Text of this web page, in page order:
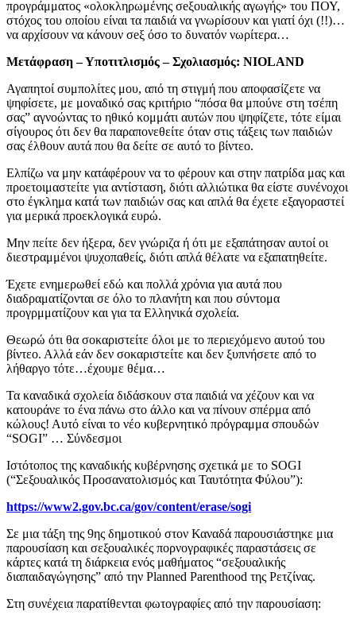
προγράμματος «ολοκληρωμένης σeξoυαλικής αγωγής» του ΠΟΥ,
στόχος του οποίου είναι τα παιδιά να γνωρίσουν και γιατί όχι (!!)…
να αρχίσουν να κάνουν σeξ όσο το δυνατόν νωρίτερα…
Μετάφραση – Υποτιτλισμός – Σχολιασμός: NIOLAND
Αγαπητοί συμπολίτες μου, από τη στιγμή που αποφασίζετε να
ψηφίσετε, με μοναδικό σας κριτήριο “πόσα θα μπούνε στη τσέπη
σας” αγνοώντας το ηθικό κομμάτι αυτών που ψηφίζετε, τότε είμαι
σίγουρος ότι δεν θα παραπονεθείτε όταν στις τάξεις των παιδιών
σας έλθουν αυτά που θα δείτε σε αυτό το βίντεο.
Ελπίζω να μην κατάφέρουν να το φέρουν και στην πατρίδα μας και
προετοιμαστείτε για αντίσταση, διότι αλλιώτικα θα είστε συνένοχοι
στο έγκλημα κατά των παιδιών σας και απλά θα έχετε εξαγοραστεί
για μερικά προεκλογικά ευρώ.
Μην πείτε δεν ήξερα, δεν γνώριζα ή ότι με εξαπάτησαν αυτοί οι
διεστραμμένοι ψυχοπαθείς, διότι απλά θέλατε να εξαπατηθείτε.
Έχετε ενημερωθεί εδώ και πολλά χρόνια για αυτά που
διαδραματίζονται σε όλο το πλανήτη και που σύντομα
προγρμματίζουν και για τα Ελληνικά σχολεία.
Θεωρώ ότι θα σοκαριστείτε όλοι με το περιεχόμενο αυτού του
βίντεο. Αλλά εάν δεν σοκαριστείτε και δεν ξυπνήσετε από το
λήθαργο τότε…έχουμε θέμα…
Τα καναδικά σχολεία διδάσκουν στα παιδιά να χέζουν και να
κατουράνε το ένα πάνω στο άλλο και να πίνουν σπέρμα από
κώλους! Αυτό είναι το νέο κυβερνητικό πρόγραμμα σπουδών
“SOGI” … Σύνδεσμοι
Ιστότοπος της καναδικής κυβέρνησης σχετικά με το SOGI
(“Σεξουαλικός Προσανατολισμός και Ταυτότητα Φύλου”):
https://www2.gov.bc.ca/gov/content/erase/sogi
Σε μια τάξη της 9ης δημοτικού στον Καναδά παρουσιάστηκε μια
παρουσίαση και σεξουαλικές πορνογραφικές παραστάσεις σε
κάρτες κατά τη διάρκεια ενός μαθήματος “σεξουαλικής
διαπαιδαγώγησης” από την Planned Parenthood της Ρετζίνας.
Στη συνέχεια παρατίθενται φωτογραφίες από την παρουσίαση: